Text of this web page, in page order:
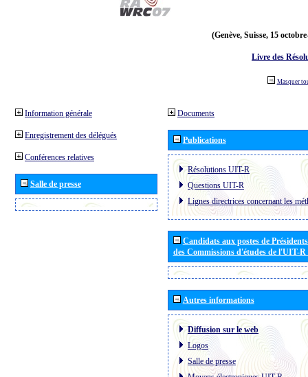
(Genève, Suisse, 15
Livre des
Masquer
Information générale
Enregistrement des délégués
Conférences relatives
Salle de presse
Documents
Publications
Résolutions UIT-R
Questions UIT-R
Lignes directrices concernant les
Candidats aux postes de
des Commissions d'études de l'UIT-
Autres informations
Diffusion sur le web
Logos
Salle de presse